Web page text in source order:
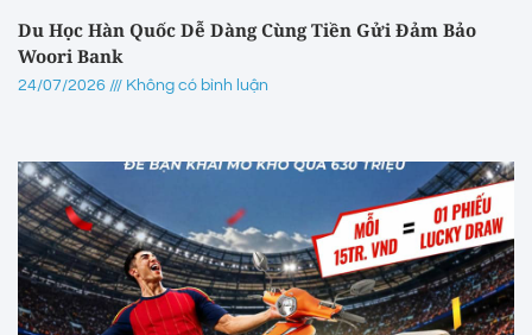
Du Học Hàn Quốc Dễ Dàng Cùng Tiền Gửi Đảm Bảo
Woori Bank
24/07/2026 Không có bình luận